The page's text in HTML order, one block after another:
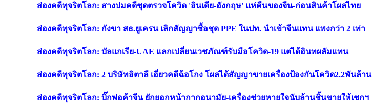
ส่องคดีทุจริตโลก: สางปมคดีชุดตรวจโควิด 'อินเดีย-อังกฤษ' แห่คืนของจีน-ก่อนสินค้าโผล่ไทย
ส่องคดีทุจริตโลก: กังขา สธ.ยูเครน เลิกสัญญาซื้อชุด PPE ในปท. นำเข้าจีนแทน แพงกว่า 2 เท่า
ส่องคดีทุจริตโลก: บัลแกเรีย-UAE แลกเปลี่ยนเวชภัณฑ์รับมือโควิด-19 แต่ได้อินทผลัมแทน
ส่องคดีทุจริตโลก: 2 บริษัทอิตาลี เอี่ยวคดีฉ้อโกง โผล่ได้สัญญาขายเครื่องป้องกันโควิด2.2พันล้าน
ส่องคดีทุจริตโลก: บิ๊กพ่อค้าจีน ยักยอกหน้ากากอนามัย-เครื่องช่วยหายใจนับล้านชิ้นขายให้เชกฯ